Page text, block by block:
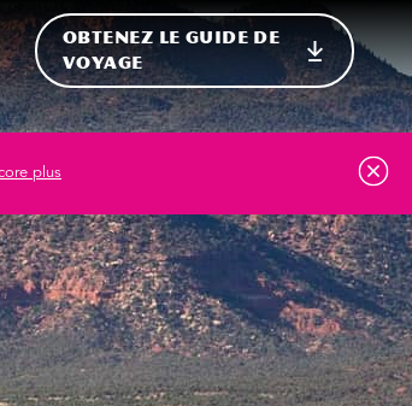
OBTENEZ LE GUIDE DE
VOYAGE
plus